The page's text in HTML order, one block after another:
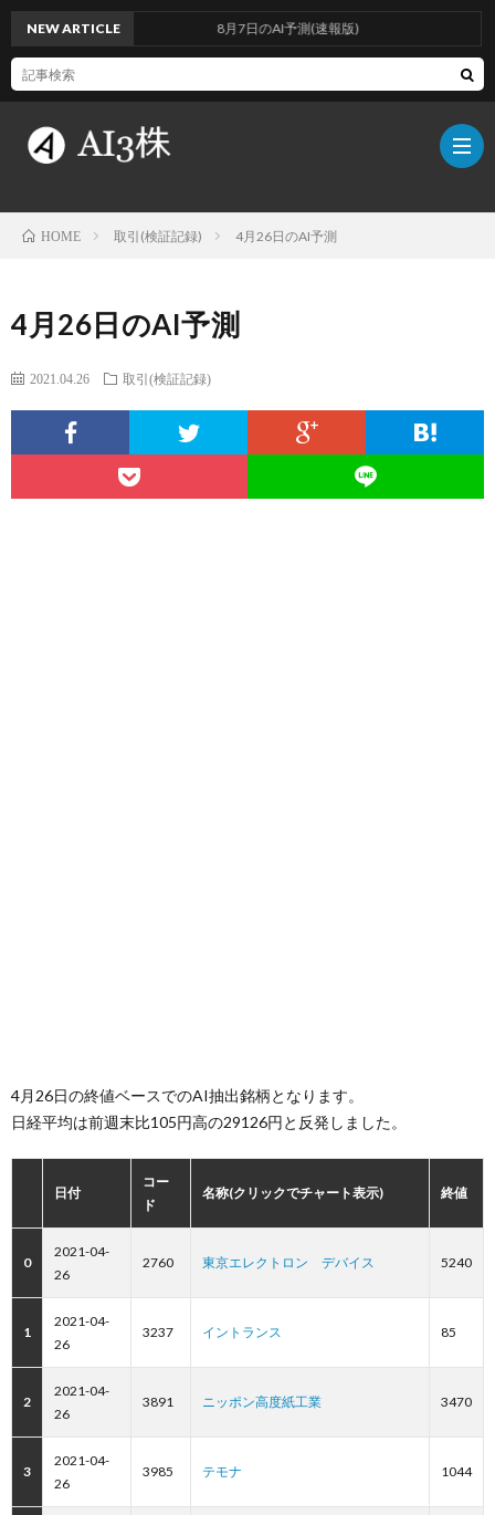
グ
NEW ARTICLE 8月7日のAI予測(速報版)
HOME 取引(検証記録) 4月26日のAI予測
4月26日のAI予測
2021.04.26 取引(検証記録)
4月26日の終値ベースでのAI抽出銘柄となります。
日経平均は前週末比105円高の29126円と反発しました。
日付
コー
ド
名称(クリックでチャート表示) 終値
0
2021-04-
26
2760 東京エレクトロン デバイス 5240
1
2021-04-
26
3237 イントランス 85
2
2021-04-
26
3891 ニッポン高度紙工業 3470
3
2021-04-
26
3985 テモナ 1044